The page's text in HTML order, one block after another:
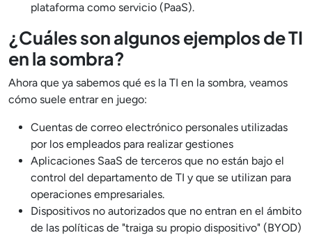
plataforma como servicio (PaaS).
¿Cuáles son algunos ejemplos de TI
en la sombra?
Ahora que ya sabemos qué es la TI en la sombra, veamos
cómo suele entrar en juego:
Cuentas de correo electrónico personales utilizadas
por los empleados para realizar gestiones
Aplicaciones SaaS de terceros que no están bajo el
control del departamento de TI y que se utilizan para
operaciones empresariales.
Dispositivos no autorizados que no entran en el ámbito
de las políticas de "traiga su propio dispositivo" (BYOD)